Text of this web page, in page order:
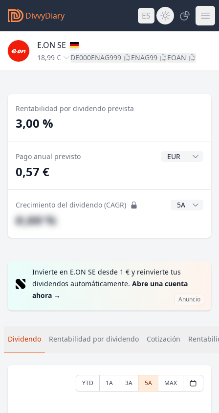
DivvyDiary ES
E.ON SE
18,99 € DE000ENAG999 ENAG99 EOAN
Rentabilidad por dividendo prevista
3,00 %
Pago anual previsto Divisa del
0,57 €
Crecimiento del dividendo (CAGR) Años CAGR
#,## %
Invierte en E.ON SE desde 1 € y reinvierte tus
dividendos automáticamente. Abre una cuenta
ahora → Anuncio
Dividendo Rentabilidad por dividendo Cotización
YTD 1A 3A 5A MAX